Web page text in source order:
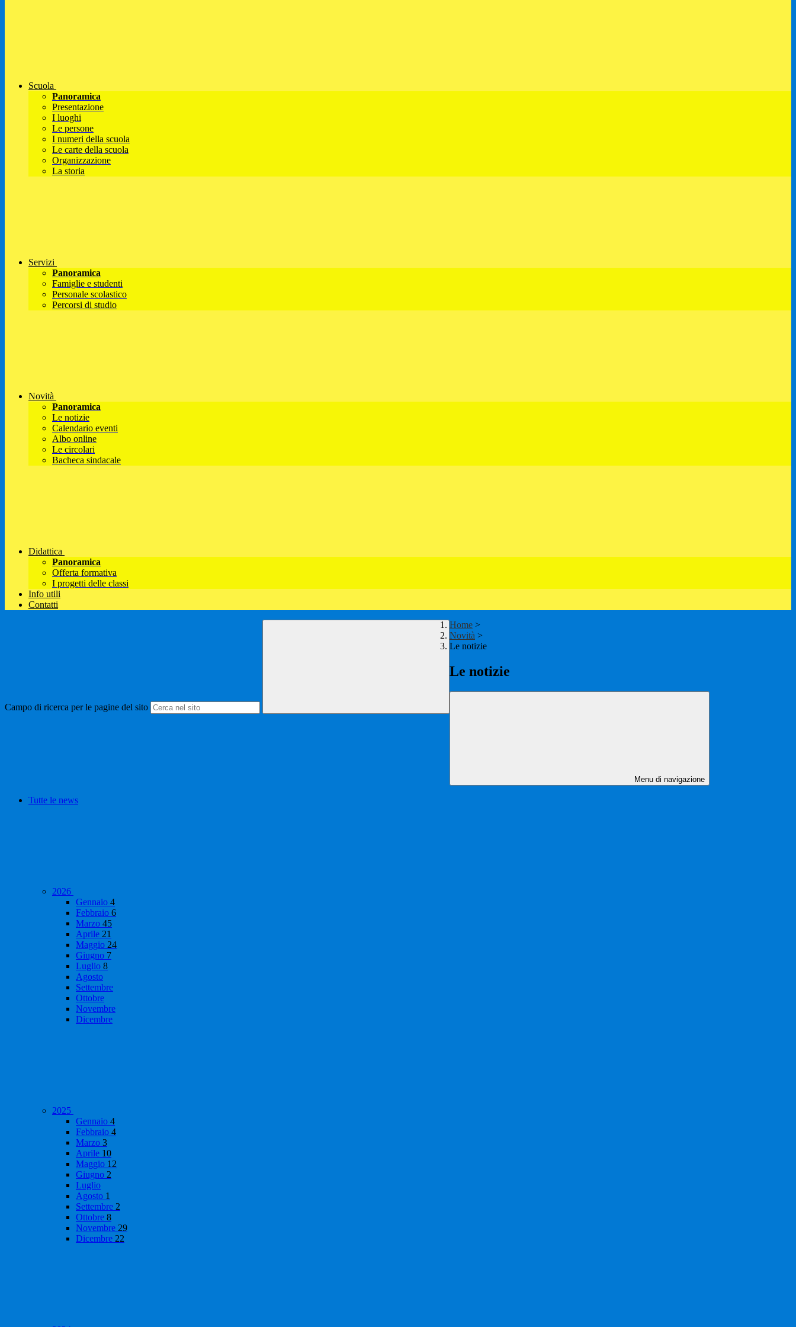
Scuola
Panoramica
Presentazione
I luoghi
Le persone
I numeri della scuola
Le carte della scuola
Organizzazione
La storia
Servizi
Panoramica
Famiglie e studenti
Personale scolastico
Percorsi di studio
Novità
Panoramica
Le notizie
Calendario eventi
Albo online
Le circolari
Bacheca sindacale
Didattica
Panoramica
Offerta formativa
I progetti delle classi
Info utili
Contatti
Campo di ricerca per le pagine del sito
Home >
Novità >
Le notizie
Le notizie
Menu di navigazione
Tutte le news
2026
Gennaio 4
Febbraio 6
Marzo 45
Aprile 21
Maggio 24
Giugno 7
Luglio 8
Agosto
Settembre
Ottobre
Novembre
Dicembre
2025
Gennaio 4
Febbraio 4
Marzo 3
Aprile 10
Maggio 12
Giugno 2
Luglio
Agosto 1
Settembre 2
Ottobre 8
Novembre 29
Dicembre 22